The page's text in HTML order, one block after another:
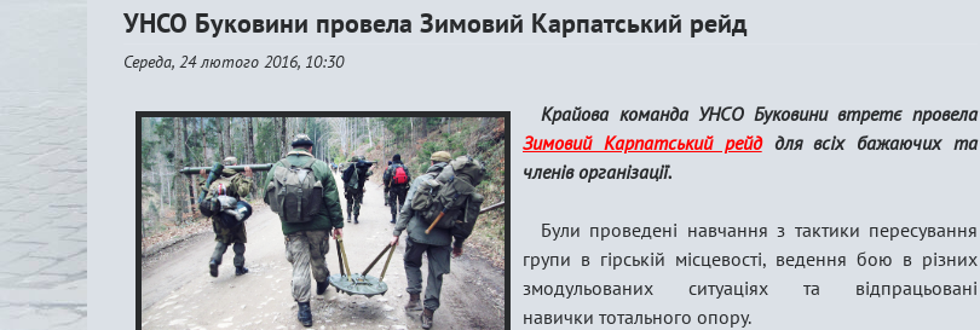
УНСО Буковини провела Зимовий Карпатський рейд
Середа, 24 лютого 2016, 10:30
Крайова команда УНСО Буковини втретє провела
Зимовий Карпатський рейддля всіх бажаючих та
членів організації.
Були проведені навчання з тактики пересування
групи в гірській місцевості, ведення бою в різних
змодульованих ситуаціях та відпрацьовані
навички тотального опору.